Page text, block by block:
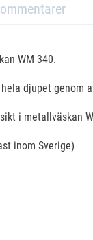
WM 340.
djupet
i metallväskan
inom Sverige)